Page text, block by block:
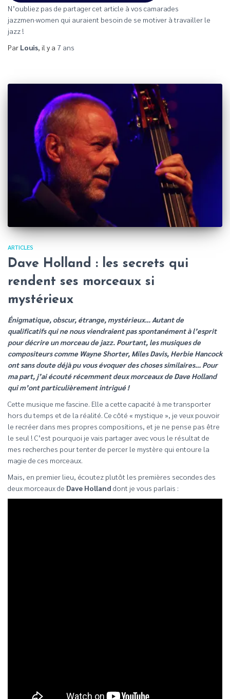
N’oubliez pas de partager cet article à vos camarades
jazzmen·women qui auraient besoin de se motiver à travailler le
jazz !
Par Louis, il y a 7 ans
ARTICLES
Dave Holland : les secrets qui
rendent ses morceaux si
mystérieux
Énigmatique, obscur, étrange, mystérieux… Autant de
qualificatifs qui ne nous viendraient pas spontanément à l’esprit
pour décrire un morceau de jazz. Pourtant, les musiques de
compositeurs comme Wayne Shorter, Miles Davis, Herbie Hancock
ont sans doute déjà pu vous évoquer des choses similaires… Pour
ma part, j’ai écouté récemment deux morceaux de Dave Holland
qui m’ont particulièrement intrigué !
Cette musique me fascine. Elle a cette capacité à me transporter
hors du temps et de la réalité. Ce côté « mystique », je veux pouvoir
le recréer dans mes propres compositions, et je ne pense pas être
le seul ! C’est pourquoi je vais partager avec vous le résultat de
mes recherches pour tenter de percer le mystère qui entoure la
magie de ces morceaux.
Mais, en premier lieu, écoutez plutôt les premières secondes des
deux morceaux de Dave Holland dont je vous parlais :